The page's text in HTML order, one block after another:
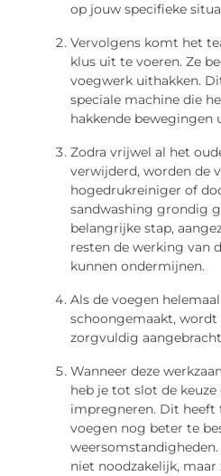
op jouw specifieke
Vervolgens komt het
klus uit te voeren. Ze
voegwerk uithakken.
speciale machine die
hakkende bewegingen
Zodra vrijwel al het
verwijderd, worden de
hogedrukreiniger of
sandwashing grondig
belangrijke stap,
resten de werking van
kunnen ondermijnen.
Als de voegen
schoongemaakt,
zorgvuldig
Wanneer deze
heb je tot slot de
impregneren. Dit heeft
voegen nog beter te
niet noodzakelijk,